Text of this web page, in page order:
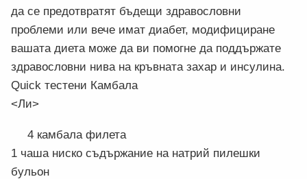
да се предотвратят бъдещи здравословни
проблеми или вече имат диабет, модифициране
вашата диета може да ви помогне да поддържате
здравословни нива на кръвната захар и инсулина.
Quick тестени Камбала
<Ли>
4 камбала филета
1 чаша ниско съдържание на натрий пилешки
бульон